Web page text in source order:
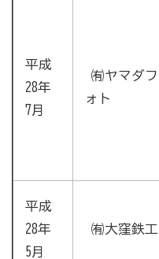
平成
28年
7月
㈲ヤマダフ
ォト
平成
28年
5月
㈲大窪鉄工